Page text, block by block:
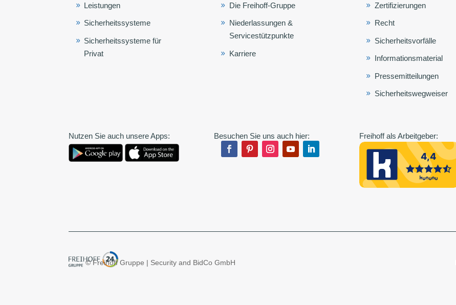
Leistungen
Sicherheitssysteme
Sicherheitssysteme für
Privat
Die Freihoff-Gruppe
Niederlassungen &
Servicestützpunkte
Karriere
Zertifizierungen
Recht
Sicherheitsvorfälle
Informationsmaterial
Pressemitteilungen
Sicherheitswegweiser
Nutzen Sie auch unsere Apps: Besuchen Sie uns auch hier: Freihoff als Arbeitgeber:
© Freihoff Gruppe | Security and BidCo GmbH